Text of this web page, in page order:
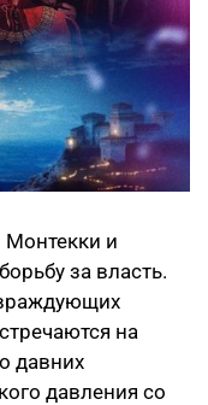
Монтекки и
за власть.
на
давних
давления со